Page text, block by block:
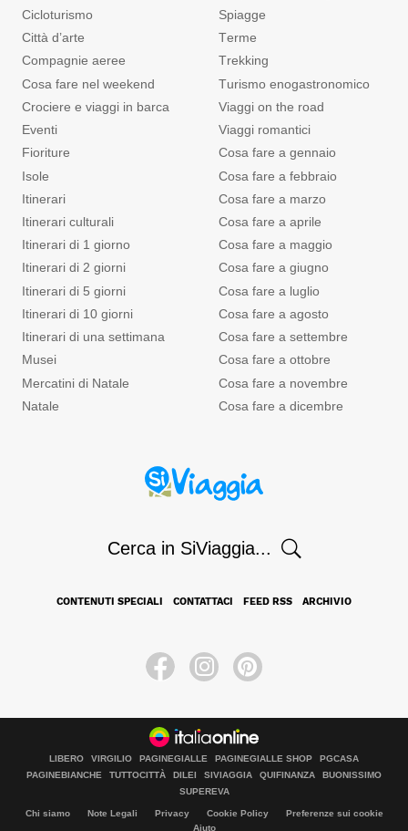
Cicloturismo
Città d’arte
Compagnie aeree
Cosa fare nel weekend
Crociere e viaggi in barca
Eventi
Fioriture
Isole
Itinerari
Itinerari culturali
Itinerari di 1 giorno
Itinerari di 2 giorni
Itinerari di 5 giorni
Itinerari di 10 giorni
Itinerari di una settimana
Musei
Mercatini di Natale
Natale
Spiagge
Terme
Trekking
Turismo enogastronomico
Viaggi on the road
Viaggi romantici
Cosa fare a gennaio
Cosa fare a febbraio
Cosa fare a marzo
Cosa fare a aprile
Cosa fare a maggio
Cosa fare a giugno
Cosa fare a luglio
Cosa fare a agosto
Cosa fare a settembre
Cosa fare a ottobre
Cosa fare a novembre
Cosa fare a dicembre
Cerca in SiViaggia...
CONTENUTI SPECIALI CONTATTACI FEED RSS ARCHIVIO
LIBERO VIRGILIO PAGINEGIALLE PAGINEGIALLE SHOP
PGCASA
PAGINEBIANCHE
TUTTOCITTÀ DILEI SIVIAGGIA QUIFINANZA
BUONISSIMO
SUPEREVA
Chi siamo Note Legali Privacy Cookie Policy
Preferenze sui cookie
Aiuto